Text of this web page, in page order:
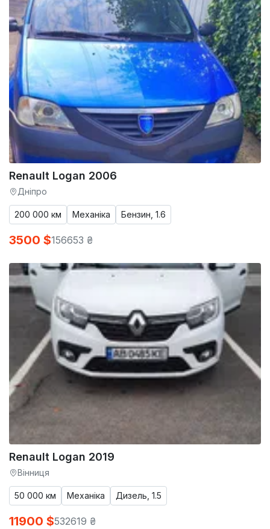
Renault Logan 2006
Дніпро
200 000 км Механіка Бензин, 1.6
3500 $156653 ₴
Renault Logan 2019
Вінниця
50 000 км Механіка Дизель, 1.5
11900 $532619 ₴